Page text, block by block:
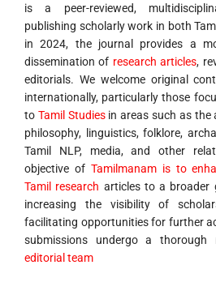
is a peer-reviewed,
publishing scholarly work in both
in 2024, the journal provides a
dissemination of research articles,
editorials. We welcome original
internationally, particularly those
to Tamil Studiesin areas such as the
philosophy, linguistics, folklore,
Tamil NLP, media, and other
objective of Tamilmanam is to
Tamil research articles to a broader
increasing the visibility of
facilitating opportunities for further
submissions undergo a
editorial team